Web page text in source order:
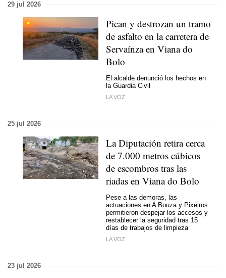
29 jul 2026
Pican y destrozan un tramo
de asfalto en la carretera de
Servaínza en Viana do
Bolo
El alcalde denunció los hechos en
la Guardia Civil
LA VOZ
25 jul 2026
La Diputación retira cerca
de 7.000 metros cúbicos
de escombros tras las
riadas en Viana do Bolo
Pese a las demoras, las
actuaciones en A Bouza y Pixeiros
permitieron despejar los accesos y
restablecer la seguridad tras 15
días de trabajos de limpieza
LA VOZ
23 jul 2026